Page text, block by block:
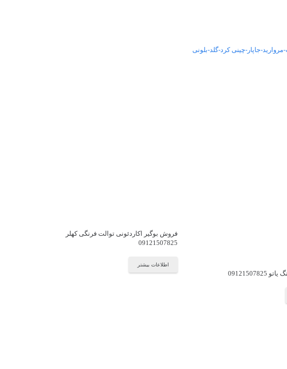
جاپار-چینی کرد-گلد-بلونی
فروش بوگیر اکاردئونی توالت فرنگی کهلر
09121507825
اطلاعات بیشتر